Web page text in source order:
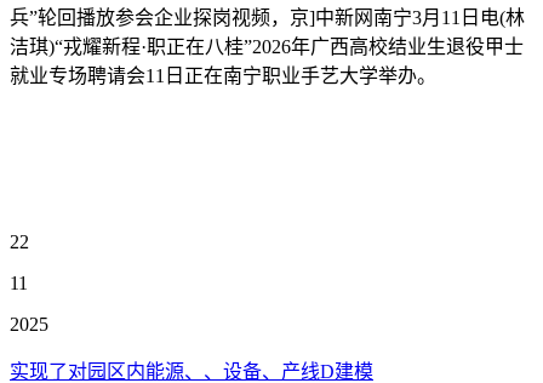
兵”轮回播放参会企业探岗视频，京]中新网南宁3月11日电(林
洁琪)“戎耀新程·职正在八桂”2026年广西高校结业生退役甲士
就业专场聘请会11日正在南宁职业手艺大学举办。
22
11
2025
实现了对园区内能源、、设备、产线D建模